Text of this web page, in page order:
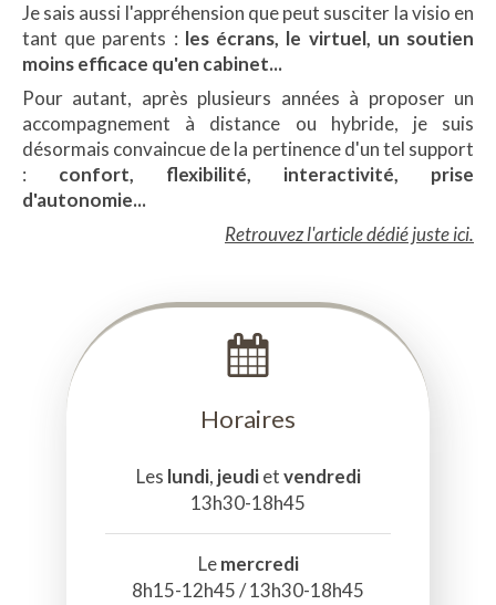
Je sais aussi l'appréhension que peut susciter la visio en
tant que parents : les écrans, le virtuel, un soutien
moins efficace qu'en cabinet...
Pour autant, après plusieurs années à proposer un
accompagnement à distance ou hybride, je suis
désormais convaincue de la pertinence d'un tel support
: confort, flexibilité, interactivité, prise
d'autonomie...
Retrouvez l'article dédié juste ici.
Horaires
Les lundi, jeudietvendredi
13h30-18h45
Lemercredi
8h15-12h45 / 13h30-18h45